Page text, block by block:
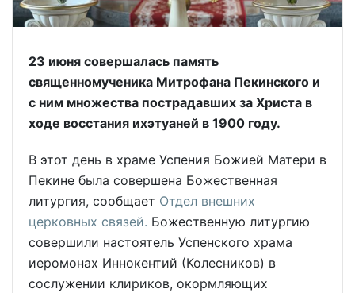
23 июня совершалась память
священномученика Митрофана Пекинского и
с ним множества пострадавших за Христа в
ходе восстания ихэтуаней в 1900 году.
В этот день в храме Успения Божией Матери в
Пекине была совершена Божественная
литургия, сообщает Отдел внешних
церковных связей. Божественную литургию
совершили настоятель Успенского храма
иеромонах Иннокентий (Колесников) в
сослужении клириков, окормляющих